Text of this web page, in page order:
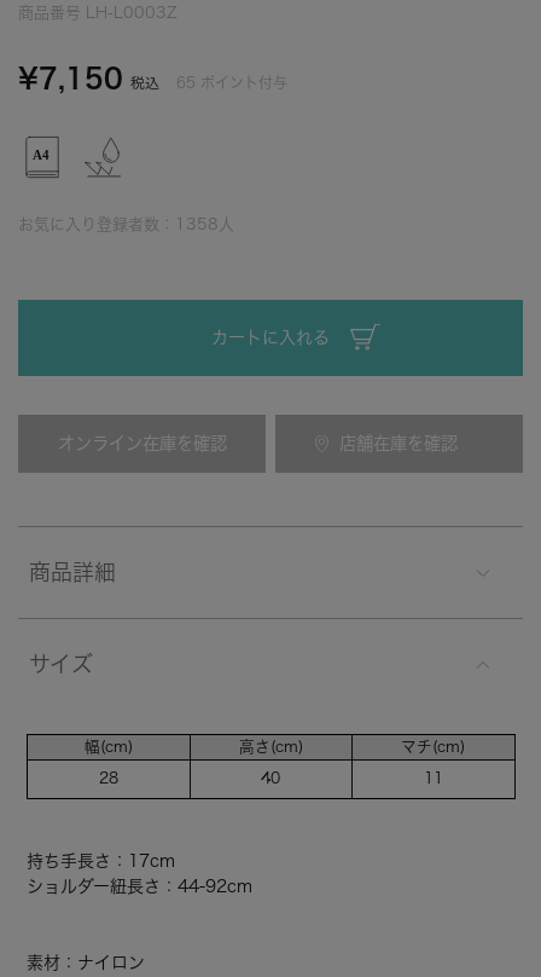
商品番号 LH-L0003Z
¥7,150 税込 65 ポイント付与
お気に入り登録者数： 1358 人
カートに入れる
オンライン在庫を確認 店舗在庫を確認
商品詳細
サイズ
幅(cm)
28
高さ(cm)
40
マチ(cm)
持ち手長さ：17cm
ショルダー紐長さ：44-92cm
素材：ナイロン